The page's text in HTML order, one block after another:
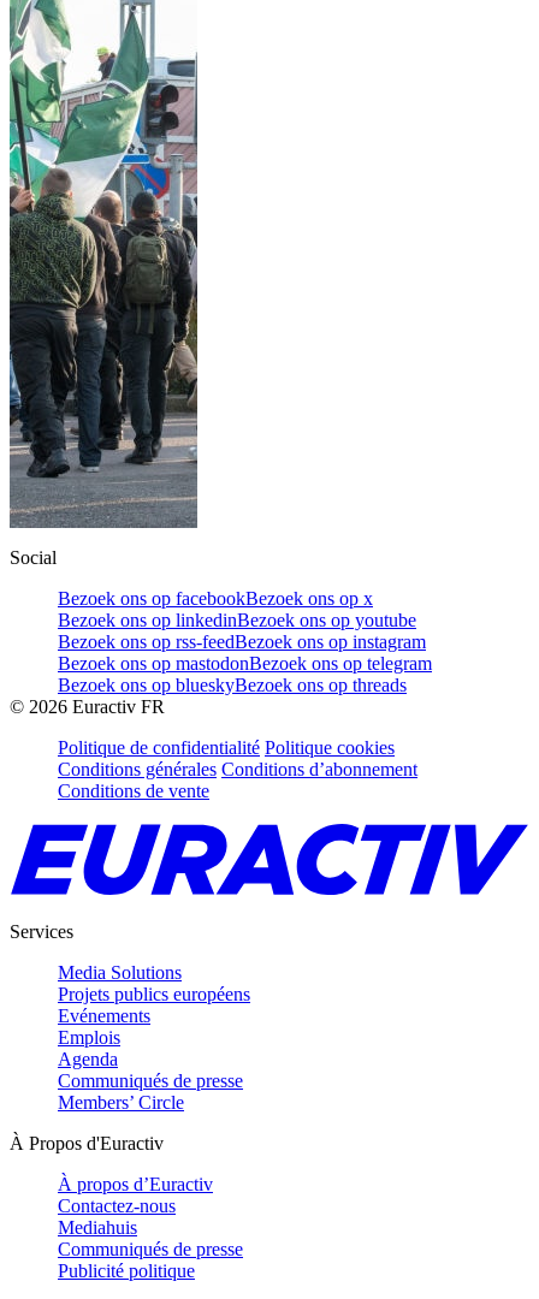
Social
Bezoek ons op facebookBezoek ons op x
Bezoek ons op linkedinBezoek ons op youtube
Bezoek ons op rss-feedBezoek ons op instagram
Bezoek ons op mastodonBezoek ons op telegram
Bezoek ons op blueskyBezoek ons op threads
© 2026 Euractiv FR
Politique de confidentialité Politique cookies
Conditions générales Conditions d’abonnement
Conditions de vente
Services
Media Solutions
Projets publics européens
Evénements
Emplois
Agenda
Communiqués de presse
Members’ Circle
À Propos d'Euractiv
À propos d’Euractiv
Contactez-nous
Mediahuis
Communiqués de presse
Publicité politique